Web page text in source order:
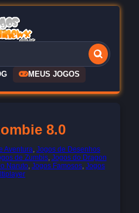
MEUS JOGOS
8.0
Aventura Jogos de Desenhos
de Zumbis, Jogos do Dragon
Naruto Jogos Famosos Jogos